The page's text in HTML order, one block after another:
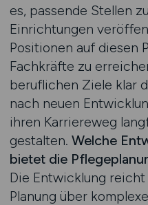
es, passende Stellen
Einrichtungen
Positionen auf diesen
Fachkräfte zu
beruflichen Ziele klar
nach neuen
ihren Karriereweg
gestalten. Welche
bietet die
Die Entwicklung
Planung über